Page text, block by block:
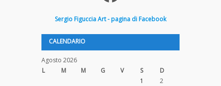
SergioFigucciaArt - pagina di Facebook
CALENDARIO
Agosto 2026
L
M M G V S
D
1
2